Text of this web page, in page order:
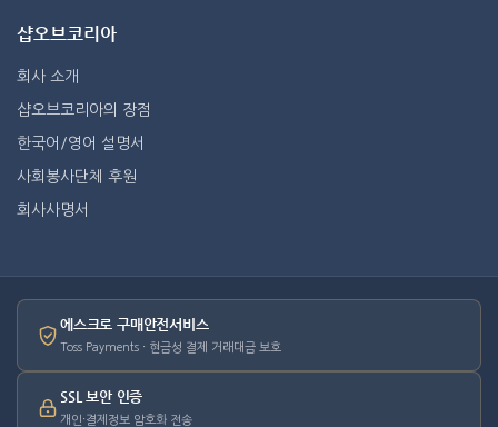
샵오브코리아
회사 소개
샵오브코리아의 장점
한국어/영어 설명서
사회봉사단체 후원
회사사명서
에스크로 구매안전서비스
Toss Payments · 현금성 결제 거래대금 보호
SSL 보안 인증
개인·결제정보 암호화 전송